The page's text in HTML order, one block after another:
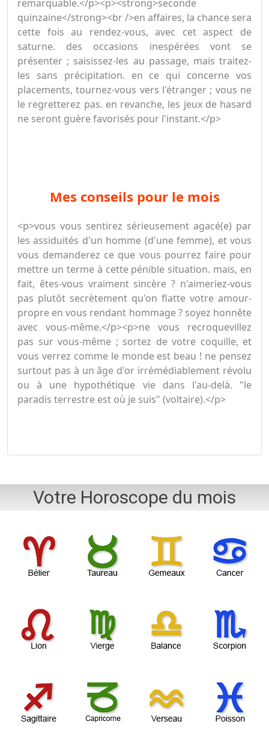
remarquable.</p><p><strong>seconde
quinzaine</strong><br />en affaires, la chance sera
cette fois au rendez-vous, avec cet aspect de
saturne. des occasions inespérées vont se
présenter ; saisissez-les au passage, mais traitez-
les sans précipitation. en ce qui concerne vos
placements, tournez-vous vers l'étranger ; vous ne
le regretterez pas. en revanche, les jeux de hasard
ne seront guère favorisés pour l'instant.</p>
mes conseils pour le mois
<p>vous vous sentirez sérieusement agacé(e) par
les assiduités d'un homme (d'une femme), et vous
vous demanderez ce que vous pourrez faire pour
mettre un terme à cette pénible situation. mais, en
fait, êtes-vous vraiment sincère ? n'aimeriez-vous
pas plutôt secrètement qu'on flatte votre amour-
propre en vous rendant hommage ? soyez honnête
avec vous-même.</p><p>ne vous recroquevillez
pas sur vous-même ; sortez de votre coquille, et
vous verrez comme le monde est beau ! ne pensez
surtout pas à un âge d'or irrémédiablement révolu
ou à une hypothétique vie dans l'au-delà. "le
paradis terrestre est où je suis" (voltaire).</p>
Votre Horoscope du mois